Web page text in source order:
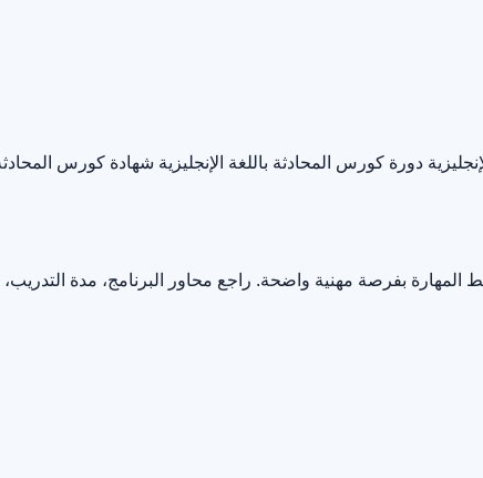
دورة كورس المحادثة باللغة الإنجليزية شهادة كورس المحادثة
بفرصة مهنية واضحة. راجع محاور البرنامج، مدة